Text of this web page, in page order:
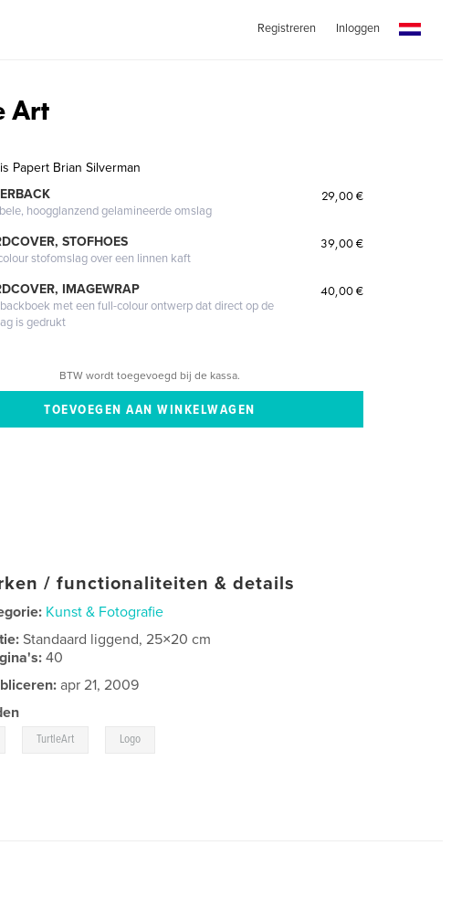
Registreren Inloggen
Art
Papert Brian Silverman
hoogglanzend gelamineerde omslag
29,00 €
STOFHOES
stofomslag over een linnen kaft
39,00 €
IMAGEWRAP
met een full-colour ontwerp dat direct op de
is gedrukt
40,00 €
BTW wordt toegevoegd bij de kassa.
/ functionaliteiten & details
Kunst & Fotografie
Standaard liggend, 25×20 cm
40
apr 21, 2009
TurtleArt Logo